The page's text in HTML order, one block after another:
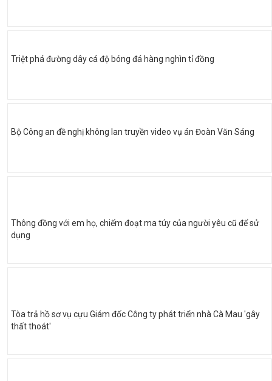
Triệt phá đường dây cá độ bóng đá hàng nghìn tỉ đồng
Bộ Công an đề nghị không lan truyền video vụ án Đoàn Văn Sáng
Thông đồng với em họ, chiếm đoạt ma túy của người yêu cũ để sử
dụng
Tòa trả hồ sơ vụ cựu Giám đốc Công ty phát triển nhà Cà Mau 'gây
thất thoát'